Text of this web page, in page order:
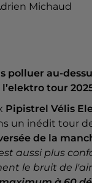
Michaud
polluer au-
tour
Pipistrel Vélis
un inédit tour
de la
aussi plus
le bruit de